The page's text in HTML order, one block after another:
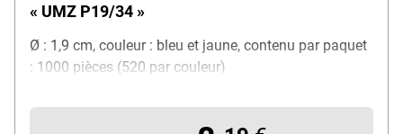
« UMZ P19/34 »
Ø : 1,9 cm, couleur : bleu et jaune, contenu par paquet
: 1000 pièces (520 par couleur)